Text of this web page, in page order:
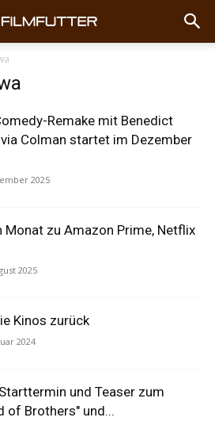
Remake mit Benedict
Colman startet im Dezember
2025
Monat zu Amazon Prime, Netflix
2025
Kinos zurück
2024
und Teaser zum
of Brothers" und...